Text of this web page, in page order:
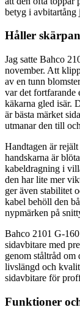
betyg i avbitartång
Håller
Jag satte Bahco
november. Att
av en tunn
var det fortfarande
käkarna gled isär.
är bästa märket
utmanar den till
Handtagen är
handskarna är
kabeldragning i
den har lite mer
ger även stabilitet
kabel behöll den
nypmärken på
Bahco 2101 G-
sidavbitare med
genom ståltråd om
livslängd och
sidavbitare för
Funktioner